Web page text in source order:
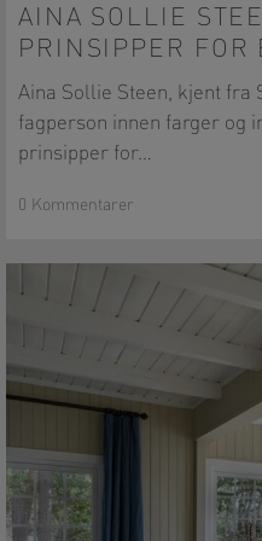
Sollie
Steen
med
enkle
prinsipper
for
bedre
AINA SOLLIE
PRINSIPPER FOR
Aina Sollie Steen, kjent fra
fagperson innen farger og
prinsipper for…
0 Kommentarer